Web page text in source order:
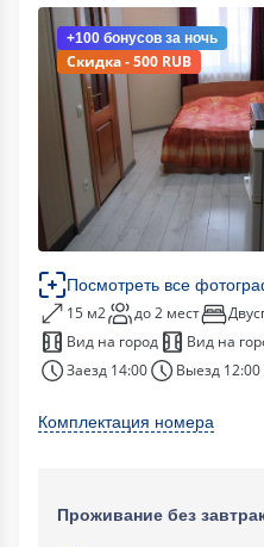
+100 бонусов за ночь
Скидка - 500 RUB
Посмотреть все
15 м2 до 2 мест
Вид на город
Вид на
Заезд 14:00
Выезд 12:00
Комплектация номера
Проживание без